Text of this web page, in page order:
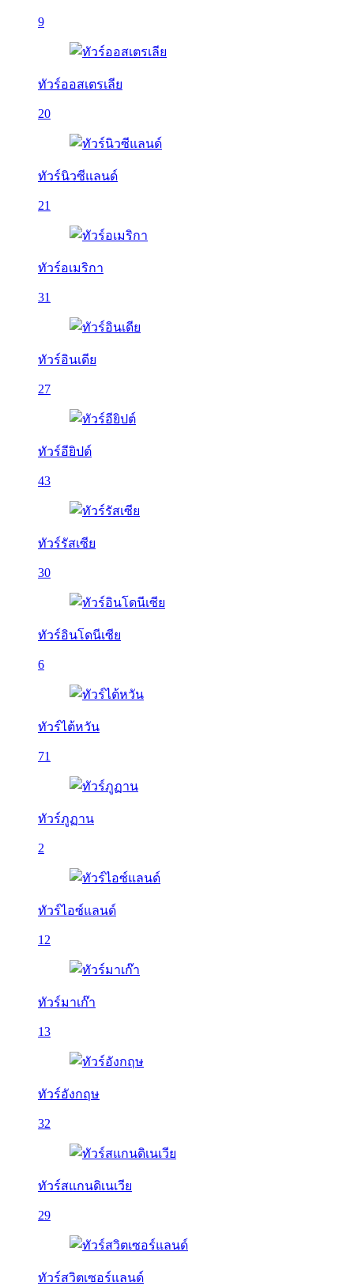
9
ทัวร์ออสเตรเลีย
20
ทัวร์นิวซีแลนด์
21
ทัวร์อเมริกา
31
ทัวร์อินเดีย
27
ทัวร์อียิปต์
43
ทัวร์รัสเซีย
30
ทัวร์อินโดนีเซีย
6
ทัวร์ไต้หวัน
71
ทัวร์ภูฏาน
2
ทัวร์ไอซ์แลนด์
12
ทัวร์มาเก๊า
13
ทัวร์อังกฤษ
32
ทัวร์สแกนดิเนเวีย
29
ทัวร์สวิตเซอร์แลนด์